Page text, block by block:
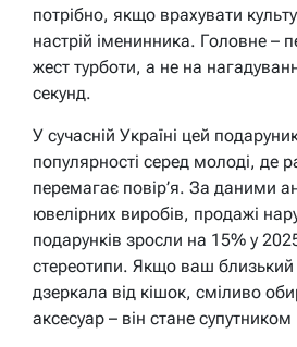
потрібно, якщо врахувати
настрій іменинника. Головне –
жест турботи, а не на
секунд.
У сучасній Україні цей
популярності серед молоді, де
перемагає повір’я. За даними
ювелірних виробів, продажі
подарунків зросли на 15% у
стереотипи. Якщо ваш близький
дзеркала від кішок, сміливо
аксесуар – він стане